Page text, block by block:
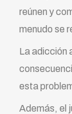
reúnen y
menudo se
La adicción
esta
Además, el